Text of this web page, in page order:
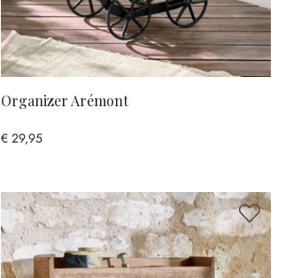
Organizer Arémont
€ 29,95